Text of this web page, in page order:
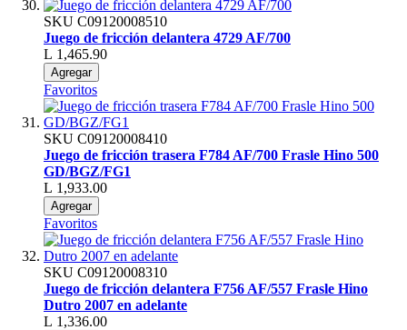
SKU C09120008510
Juego de fricción delantera 4729 AF/700
L 1,465.90
Agregar
Favoritos
SKU C09120008410
Juego de fricción trasera F784 AF/700 Frasle Hino 500
GD/BGZ/FG1
L 1,933.00
Agregar
Favoritos
SKU C09120008310
Juego de fricción delantera F756 AF/557 Frasle Hino
Dutro 2007 en adelante
L 1,336.00